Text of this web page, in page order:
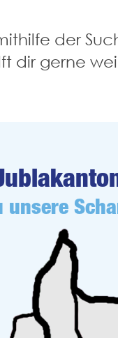
der
dir gerne